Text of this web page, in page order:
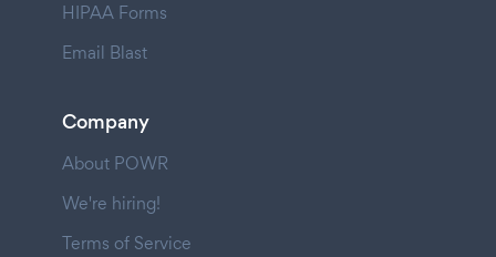
HIPAA Forms
Email Blast
Company
About POWR
We're hiring!
Terms of Service